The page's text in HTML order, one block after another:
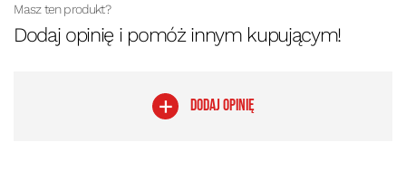
Masz ten produkt?
Dodaj opinię i pomóż innym kupującym!
DODAJ OPINIĘ